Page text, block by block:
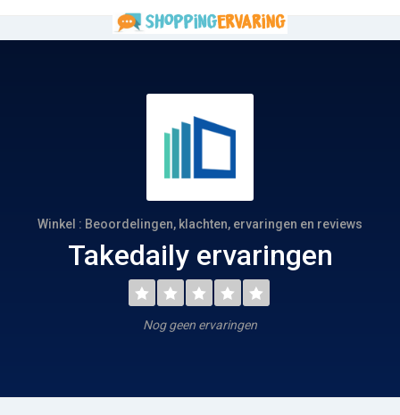
Winkel : Beoordelingen, klachten, ervaringen en reviews
Takedaily ervaringen
Nog geen ervaringen